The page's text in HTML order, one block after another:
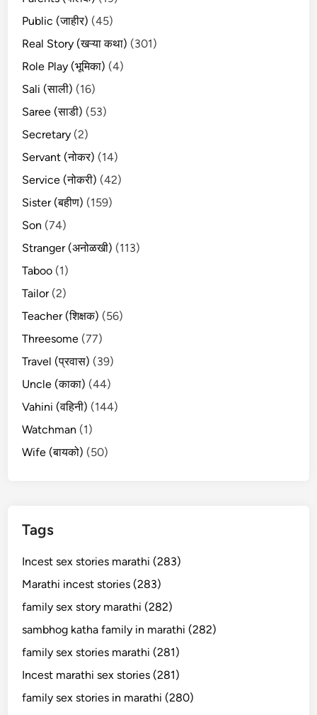
Public (जाहीर) (45)
Real Story (खऱ्या कथा) (301)
Role Play (भूमिका) (4)
Sali (साली) (16)
Saree (साडी) (53)
Secretary (2)
Servant (नोकर) (14)
Service (नोकरी) (42)
Sister (बहीण) (159)
Son (74)
Stranger (अनोळखी) (113)
Taboo (1)
Tailor(2)
Teacher (शिक्षक) (56)
Threesome (77)
Travel (प्रवास) (39)
Uncle (काका) (44)
Vahini (वहिनी) (144)
Watchman (1)
Wife (बायको) (50)
Tags
Incest sex stories marathi (283)
Marathi incest stories (283)
family sex story marathi (282)
sambhog katha family in marathi (282)
family sex stories marathi (281)
Incest marathi sex stories (281)
family sex stories in marathi (280)